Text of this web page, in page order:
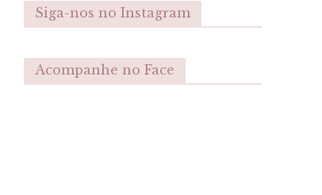
Siga-nos no Instagram
Acompanhe no Face